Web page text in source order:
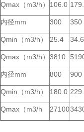
Qmax（m3/h） 106.0
内径mm 300 350
Qmin（m3/h） 25.4 34.6
Qmax（m3/h） 3810
内径mm 800 900
Qmin（m3/h） 180.0
Qmax（m3/h 27100